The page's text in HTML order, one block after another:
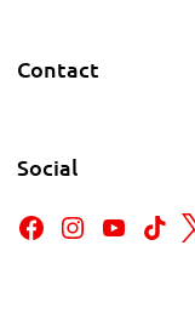
Contact
Social